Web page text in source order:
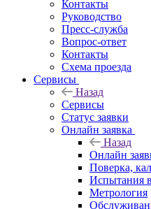
Контакты
Руководство
Пресс-служба
Вопрос-ответ
Контакты
Схема проезда
Сервисы
Назад
Сервисы
Статус заявки
Онлайн заявка
Назад
Онлайн
Поверка,
Испытания
Метрология